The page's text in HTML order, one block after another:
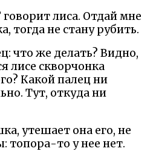
лиса. Отдай мне
тогда не стану рубить.
что же делать? Видно,
лисе скворчонка
Какой палец ни
Тут, откуда ни
утешает она его, не
топора-то у нее нет.